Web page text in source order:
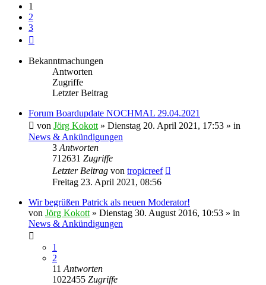
1
2
3
Bekanntmachungen
Antworten
Zugriffe
Letzter Beitrag
Forum Boardupdate NOCHMAL 29.04.2021
von Jörg Kokott » Dienstag 20. April 2021, 17:53 » in
News & Ankündigungen
3 Antworten
712631 Zugriffe
Letzter Beitrag von tropicreef
Freitag 23. April 2021, 08:56
Wir begrüßen Patrick als neuen Moderator!
von Jörg Kokott » Dienstag 30. August 2016, 10:53 » in
News & Ankündigungen
1
2
11 Antworten
1022455 Zugriffe